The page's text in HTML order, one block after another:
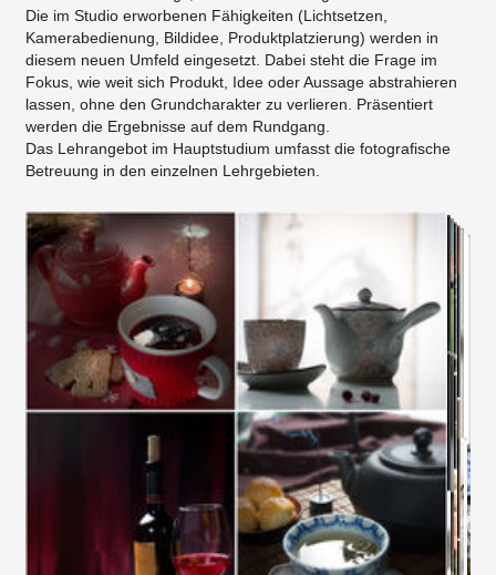
Die im Studio erworbenen Fähigkeiten (Lichtsetzen,
Kamerabedienung, Bildidee, Produktplatzierung) werden in
diesem neuen Umfeld eingesetzt. Dabei steht die Frage im
Fokus, wie weit sich Produkt, Idee oder Aussage abstrahieren
lassen, ohne den Grundcharakter zu verlieren. Präsentiert
werden die Ergebnisse auf dem Rundgang.
Das Lehrangebot im Hauptstudium umfasst die fotografische
Betreuung in den einzelnen Lehrgebieten.